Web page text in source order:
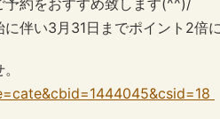
約をおすすめ致します(^^)/
伴い3月31日までポイント2倍に